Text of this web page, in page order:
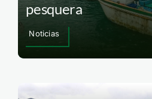
pesquera
Noticias